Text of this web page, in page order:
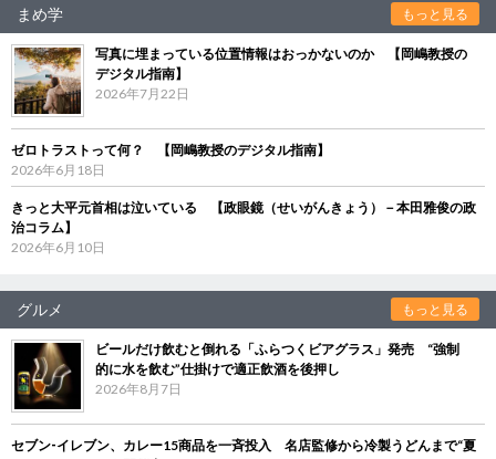
まめ学 もっと見る
写真に埋まっている位置情報はおっかないのか 【岡嶋教授の
デジタル指南】
2026年7月22日
ゼロトラストって何？ 【岡嶋教授のデジタル指南】
2026年6月18日
きっと大平元首相は泣いている 【政眼鏡（せいがんきょう）－本田雅俊の政
治コラム】
2026年6月10日
グルメ もっと見る
ビールだけ飲むと倒れる「ふらつくビアグラス」発売 “強制
的に水を飲む”仕掛けで適正飲酒を後押し
2026年8月7日
セブン‐イレブン、カレー15商品を一斉投入 名店監修から冷製うどんまで“夏